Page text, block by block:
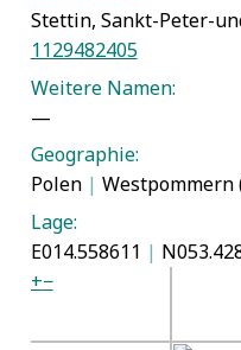
Stettin, Sankt-Peter-
1129482405
Weitere Namen:
—
Geographie:
Polen | Westpommern
Lage:
E014.558611 |
+−